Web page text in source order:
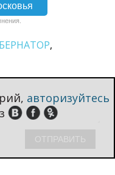
авторизуйтесь